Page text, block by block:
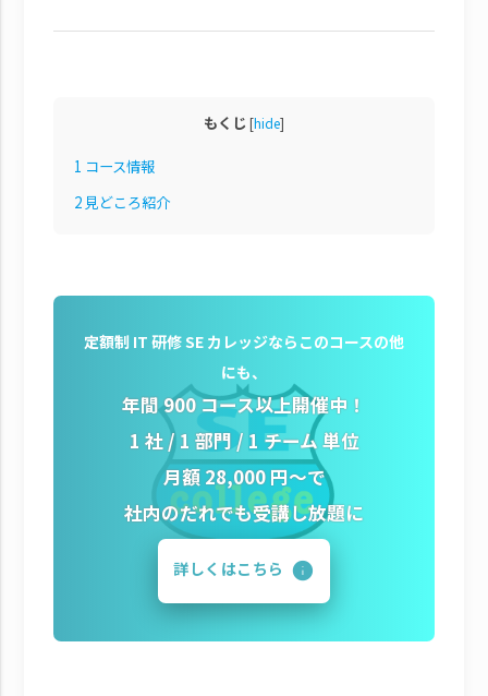
もくじ [hide]
1 コース情報
2見どころ紹介
定額制 IT 研修 SE カレッジならこのコースの他
にも、
年間 900 コース以上開催中！
1 社 / 1 部門 / 1 チーム 単位
月額 28,000 円～で
社内のだれでも受講し放題に
詳しくはこちら